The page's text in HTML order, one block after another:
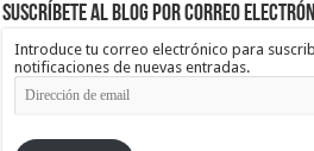
Suscríbete al blog por correo
Introduce tu correo electrónico para
notificaciones de nuevas entradas.
Dirección
de